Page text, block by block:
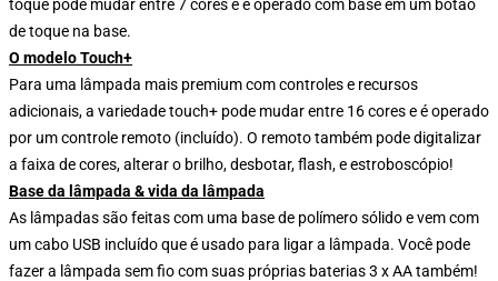
toque pode mudar entre 7 cores e é operado com base em um botão
de toque na base.
O modelo Touch+
Para uma lâmpada mais premium com controles e recursos
adicionais, a variedade touch+ pode mudar entre 16 cores e é operado
por um controle remoto (incluído). O remoto também pode digitalizar
a faixa de cores, alterar o brilho, desbotar, flash, e estroboscópio!
Base da lâmpada & vida da lâmpada
As lâmpadas são feitas com uma base de polímero sólido e vem com
um cabo USB incluído que é usado para ligar a lâmpada. Você pode
fazer a lâmpada sem fio com suas próprias baterias 3 x AA também!